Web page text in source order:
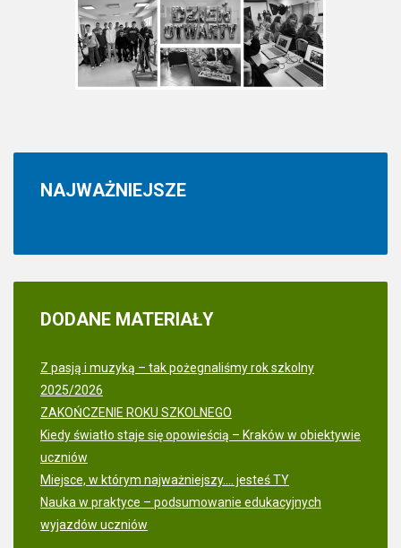
NAJWAŻNIEJSZE
DODANE MATERIAŁY
Z pasją i muzyką – tak pożegnaliśmy rok szkolny
2025/2026
ZAKOŃCZENIE ROKU SZKOLNEGO
Kiedy światło staje się opowieścią – Kraków w obiektywie
uczniów
Miejsce, w którym najważniejszy.... jesteś TY
Nauka w praktyce – podsumowanie edukacyjnych
wyjazdów uczniów